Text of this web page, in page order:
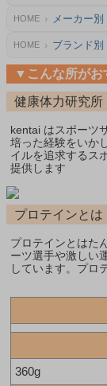
HOME メーカー別
HOME ブランド別
▼こんな所が
健康体力研究
kentai はスポーツ
培った経験をいか
イルを追求するス
提供します
プロテインとは
プロテインとはた
ーツ選手や激しい
しています。プロ
360g